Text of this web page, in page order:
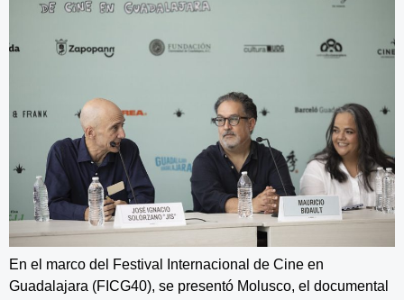
En el marco del Festival Internacional de Cine en
Guadalajara (FICG40), se presentó Molusco, el documental